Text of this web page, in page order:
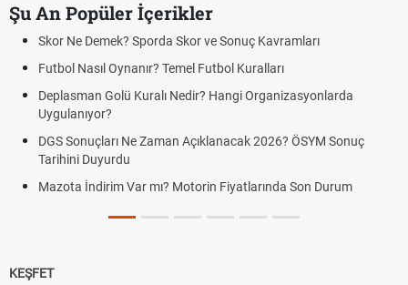
Şu An Popüler İçerikler
Skor Ne Demek? Sporda Skor ve Sonuç Kavramları
Futbol Nasıl Oynanır? Temel Futbol Kuralları
Deplasman Golü Kuralı Nedir? Hangi Organizasyonlarda
Uygulanıyor?
DGS Sonuçları Ne Zaman Açıklanacak 2026? ÖSYM Sonuç
Tarihini Duyurdu
Mazota İndirim Var mı? Motorin Fiyatlarında Son Durum
KEŞFET